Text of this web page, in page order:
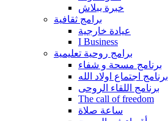
خبرة ببلاش
برامج ثقافية
عيادة خارجية
I Business
برامج روحية تعليمية
برنامج مسحة و شفاء
برنامج اجتماع اولاد الله
برنامج اللقاء الروحى
The call of freedom
ساعة صلاة